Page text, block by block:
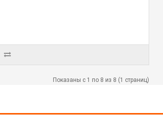
Показаны с 1 по 8 из 8 (1 страниц)